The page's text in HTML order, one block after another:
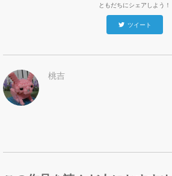
ともだちにシェアしよう！
ツイート
桃吉